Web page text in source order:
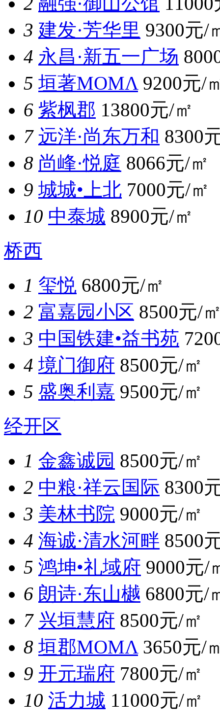
3 建发·芳华里 9300元/
4 永昌·新五一广场
5 垣著MOMΛ 9200元/
6 紫枫郡 13800元/㎡
7 远洋·尚东万和 8300
8 尚峰·悦庭 8066元/㎡
9 城城•上北 7000元/㎡
10 中泰城 8900元/㎡
桥西
1 玺悦 6800元/㎡
2 富嘉园小区 8500元/
3 中国铁建•益书苑
4 境门御府 8500元/㎡
5 盛奥利嘉 9500元/㎡
经开区
1 金鑫诚园 8500元/㎡
2 中粮·祥云国际 8300
3 美林书院 9000元/㎡
4 海诚·清水河畔 8500
5 鸿坤•礼域府 9000元/
6 朗诗·东山樾 6800元/
7 兴垣慧府 8500元/㎡
8 垣郡MOMΛ 3650元/
9 开元瑞府 7800元/㎡
10 活力城 11000元/㎡